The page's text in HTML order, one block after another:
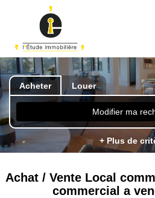
Acheter Louer
Modifier ma
+ Plus de
Achat / Vente Local
commercial a